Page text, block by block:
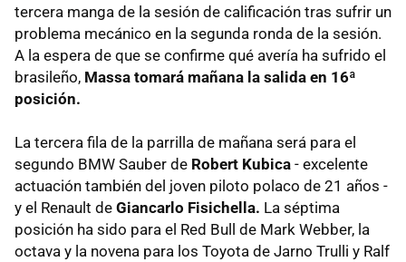
tercera manga de la sesión de calificación tras sufrir un
problema mecánico en la segunda ronda de la sesión.
A la espera de que se confirme qué avería ha sufrido el
brasileño, Massa tomará mañana la salida en 16ª
posición.
La tercera fila de la parrilla de mañana será para el
segundo BMW Sauber de Robert Kubica - excelente
actuación también del joven piloto polaco de 21 años -
y el Renault de Giancarlo Fisichella. La séptima
posición ha sido para el Red Bull de Mark Webber, la
octava y la novena para los Toyota de Jarno Trulli y Ralf